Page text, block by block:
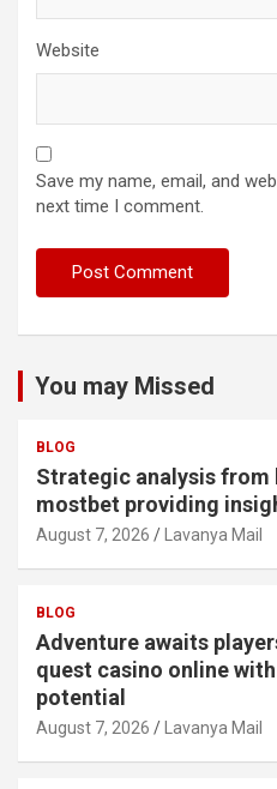
Website
Save my name, email, and
next time I comment.
You may Missed
BLOG
Strategic analysis from
mostbet providing
August 7, 2026 Lavanya Mail
BLOG
Adventure awaits
quest casino online
potential
August 7, 2026 Lavanya Mail